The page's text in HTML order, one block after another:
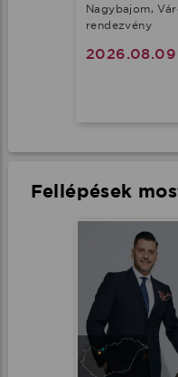
Nagybajom,
rendezvény
2026.08.09
Fellépések